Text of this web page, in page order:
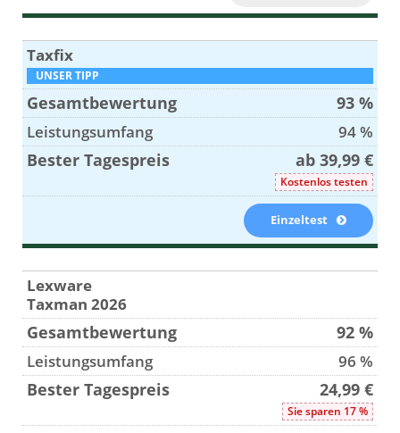
Taxfix
UNSER TIPP
93 %
94 %
ab 39,99 €
Kostenlos testen
Einzeltest
Lexware
Taxman 2026
92 %
96 %
24,99 €
Sie sparen 17 %